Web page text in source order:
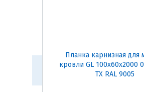
Планка карнизная для
кровли GL 100х60х2000
TX RAL 9005